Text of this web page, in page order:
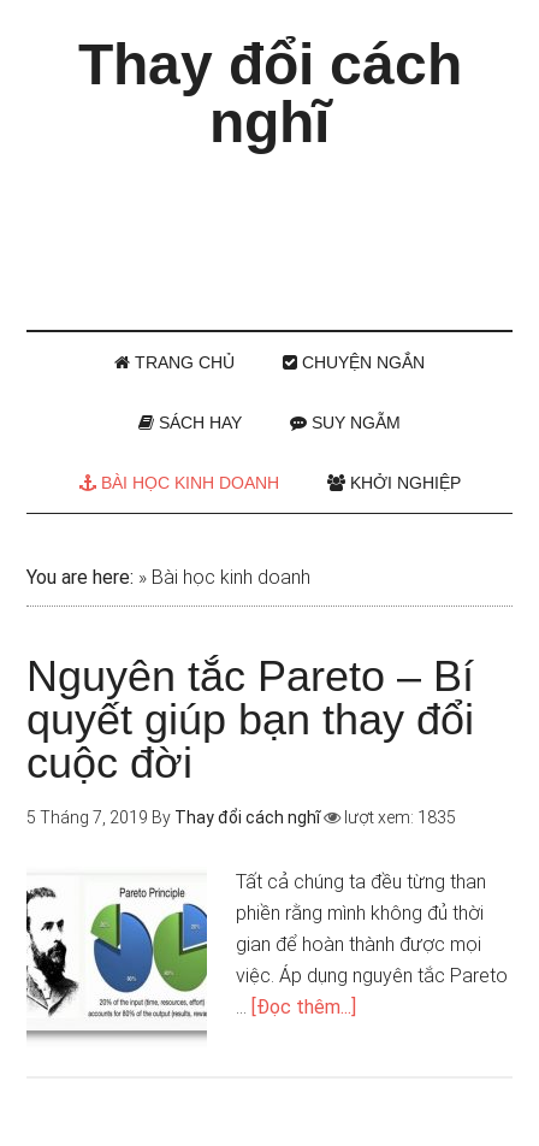
Thay đổi cách
nghĩ
TRANG CHỦ CHUYỆN NGẮN
SÁCH HAY SUY NGẪM
BÀI HỌC KINH DOANH KHỞI NGHIỆP
You are here: » Bài học kinh doanh
Nguyên tắc Pareto – Bí
quyết giúp bạn thay đổi
cuộc đời
5 Tháng 7, 2019 By Thay đổi cách nghĩ lượt xem: 1835
Tất cả chúng ta đều từng than
phiền rằng mình không đủ thời
gian để hoàn thành được mọi
việc. Áp dụng nguyên tắc Pareto
… [Đọc thêm...]